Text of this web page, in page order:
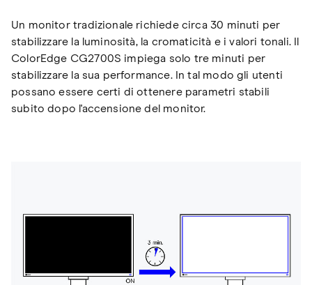
Un monitor tradizionale richiede circa 30 minuti per
stabilizzare la luminosità, la cromaticità e i valori tonali. Il
ColorEdge CG2700S impiega solo tre minuti per
stabilizzare la sua performance. In tal modo gli utenti
possano essere certi di ottenere parametri stabili
subito dopo l'accensione del monitor.